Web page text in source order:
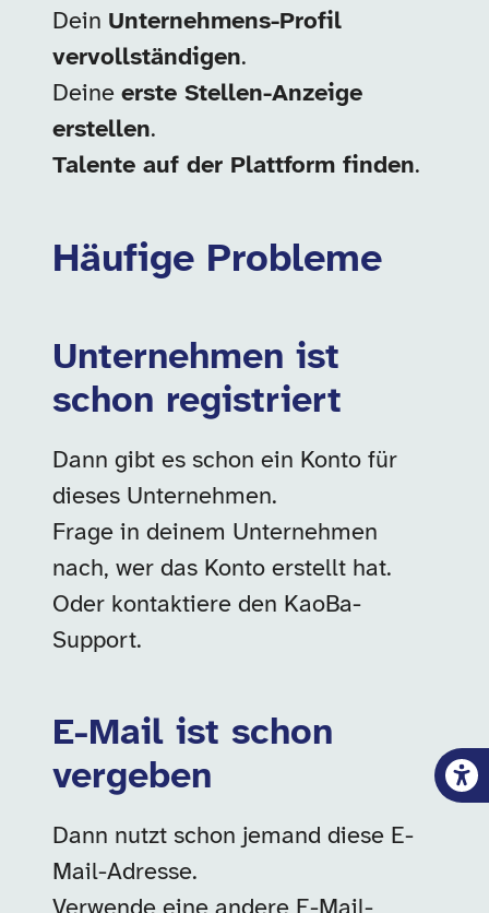
Dein Unternehmens-Profil
vervollständigen.
Deine erste Stellen-Anzeige
erstellen.
Talente auf der Plattform finden.
Häufige Probleme
Unternehmen ist
schon registriert
Dann gibt es schon ein Konto für
dieses Unternehmen.
Frage in deinem Unternehmen
nach, wer das Konto erstellt hat.
Oder kontaktiere den KaoBa-
Support.
E-Mail ist schon
vergeben
Dann nutzt schon jemand diese E-
Mail-Adresse.